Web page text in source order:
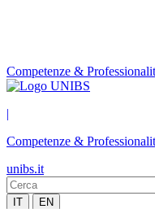
Competenze &
|
Competenze &
unibs.it
IT EN